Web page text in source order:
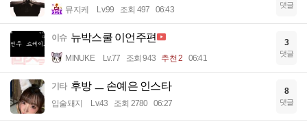
뮤지케 Lv.99 조회 497 06:43 댓글
이슈 뉴박스쿨 이언주편
MINUKE Lv.77 조회 943 추천 2 06:41
3
댓글
기타 후방 ㅡ 손예은 인스타
입술돼지 Lv.43 조회 2780 06:27
8
댓글